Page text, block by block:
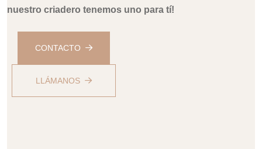
nuestro criadero tenemos uno para tí!
CONTACTO
LLÁMANOS